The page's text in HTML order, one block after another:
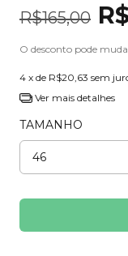
R$165,00
O desconto pode
4 x de R$20,63 sem
Ver mais detalhes
TAMANHO